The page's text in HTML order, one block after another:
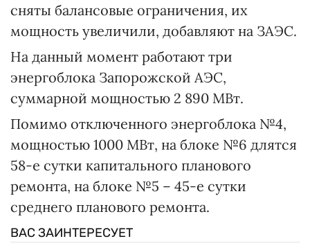
сняты балансовые ограничения, их
мощность увеличили, добавляют на ЗАЭС.
На данный момент работают три
энергоблока Запорожской АЭС,
суммарной мощностью 2 890 МВт.
Помимо отключенного энергоблока №4,
мощностью 1000 МВт, на блоке №6 длятся
58-е сутки капитального планового
ремонта, на блоке №5 – 45-е сутки
среднего планового ремонта.
ВАС ЗАИНТЕРЕСУЕТ